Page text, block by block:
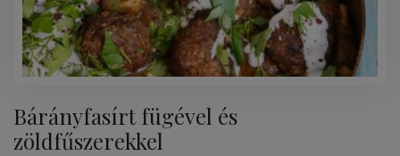
Bárányfasírt fügével és
zöldfűszerekkel